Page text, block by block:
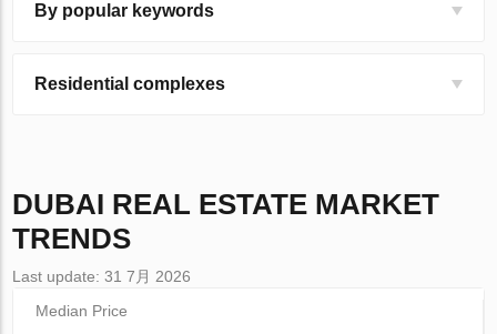
By popular keywords
Residential complexes
DUBAI REAL ESTATE MARKET
TRENDS
Last update: 31 7月 2026
Median Price